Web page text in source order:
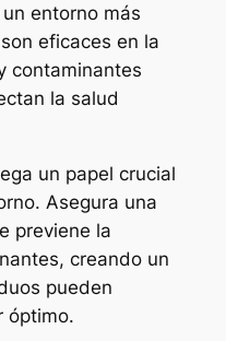
entorno más
eficaces en la
contaminantes
la salud
un papel crucial
Asegura una
previene la
creando un
pueden
óptimo.